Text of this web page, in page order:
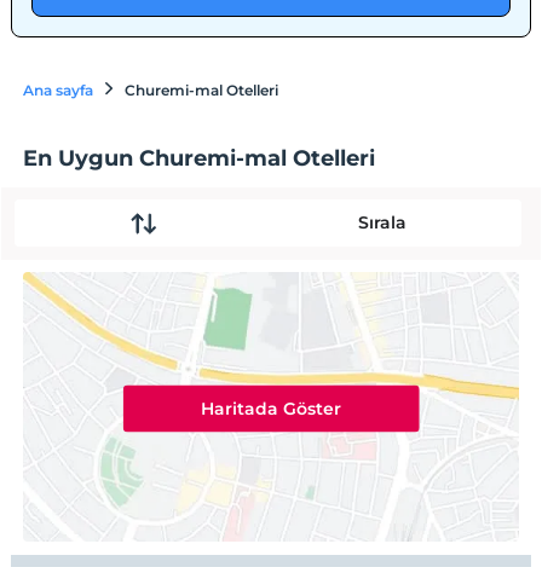
Ana sayfa Churemi-mal Otelleri
En Uygun Churemi-mal Otelleri
Sırala
Haritada Göster